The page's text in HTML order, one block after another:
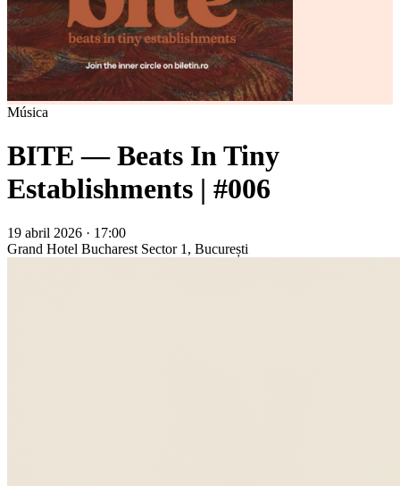
Música
BITE — Beats In Tiny
Establishments | #006
19 abril 2026 · 17:00
Grand Hotel Bucharest Sector 1, București